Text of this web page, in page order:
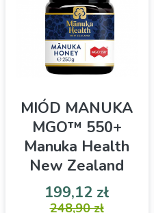
MIÓD MANUKA
MGO™ 550+
Manuka Health
New Zealand
250g
Manuka Health Miód
Cena
199,12 złCena
248,90 zł